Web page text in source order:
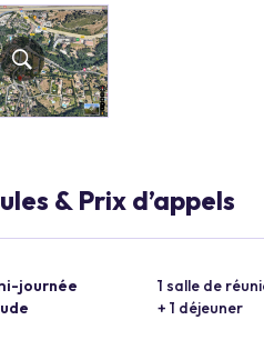
& Prix d’appels
journée
1 salle de
+ 1 déjeuner